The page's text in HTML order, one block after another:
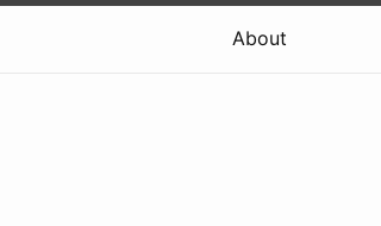
About